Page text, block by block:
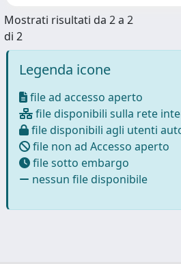
Mostrati risultati da 2 a 2
di 2
Legenda icone
file ad accesso aperto
file disponibili sulla rete
file disponibili agli utenti
file non ad Accesso aperto
file sotto embargo
nessun file disponibile